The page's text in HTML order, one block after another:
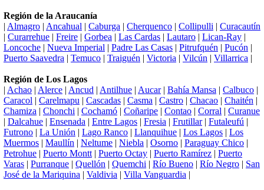
Región de la Araucanía
| Almagro | Ancahual | Caburga | Cherquenco | Collipulli | Curacautín
| Curarrehue | Freire | Gorbea | Las Cardas | Lautaro | Lican-Ray |
Loncoche | Nueva Imperial | Padre Las Casas | Pitrufquén | Pucón |
Puerto Saavedra | Temuco | Traiguén | Victoria | Vilcún | Villarrica |
Región de Los Lagos
| Achao | Alerce | Ancud | Antilhue | Aucar| Bahía Mansa | Calbuco |
Caracol | Carelmapu | Cascadas | Casma | Castro | Chacao | Chaitén |
Chamiza | Chonchi | Cochamó | Coñaripe | Contao | Corral | Curanue
| Dalcahue | Ensenada | Entre Lagos | Fresia | Frutillar| Futaleufú |
Futrono | La Unión | Lago Ranco | Llanquihue | Los Lagos | Los
Muermos | Maullín | Neltume | Niebla | Osorno | Paraguay Chico |
Petrohue | Puerto Montt | Puerto Octay | Puerto Ramírez | Puerto
Varas | Purranque | Quellón | Quemchi | Río Bueno | Río Negro | San
José de la Mariquina | Valdivia | Villa Vanguardia |